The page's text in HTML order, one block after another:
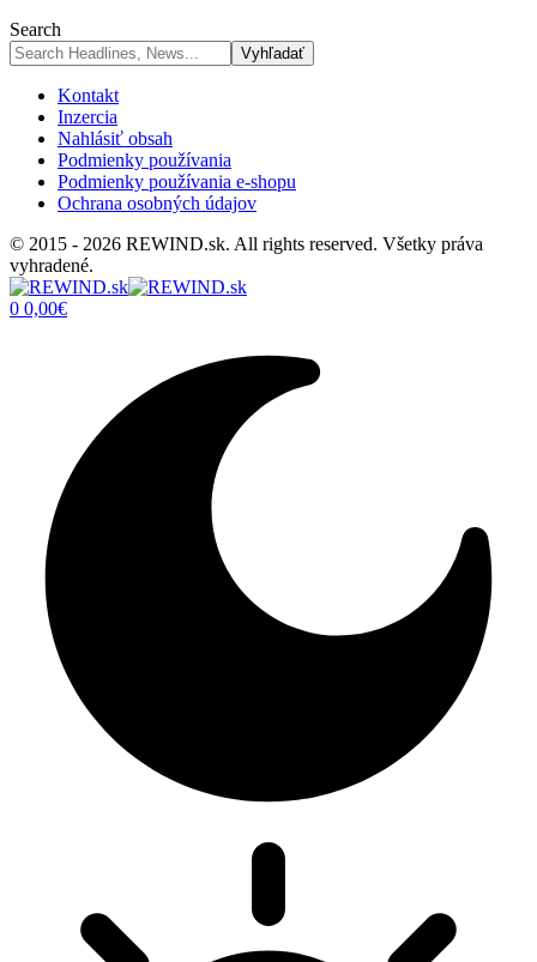
Search
Kontakt
Inzercia
Nahlásiť obsah
Podmienky používania
Podmienky používania e-shopu
Ochrana osobných údajov
© 2015 - 2026 REWIND.sk. All rights reserved. Všetky práva
vyhradené.
0 0,00€